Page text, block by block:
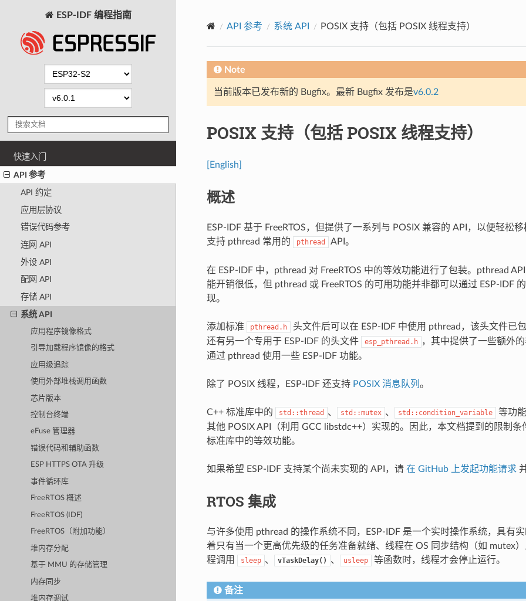
ESP-IDF 编程指南
快速入门
API 参考
API 约定
应用层协议
错误代码参考
连网 API
外设 API
配网 API
存储 API
系统 API
应用程序镜像格式
引导加载程序镜像的格式
应用级追踪
使用外部堆栈调用函数
芯片版本
控制台终端
eFuse 管理器
错误代码和辅助函数
ESP HTTPS OTA 升级
事件循环库
FreeRTOS 概述
FreeRTOS (IDF)
FreeRTOS（附加功能）
堆内存分配
基于 MMU 的存储管理
内存同步
堆内存调试
API 参考 系统 API POSIX 支持（包括 POSIX 线程支持）
Note
当前版本已发布新的 Bugfix。最新 Bugfix 发布是v6.0.2
POSIX 支持（包括 POSIX 线程支持）
[English]
概述
ESP-IDF 基于 FreeRTOS，但提供了一系列与 POSIX 兼容的 API，以便轻松
支持 pthread 常用的
pthread API。
在 ESP-IDF 中，pthread 对 FreeRTOS 中的等效功能进行了包装。pthread
能开销很低，但 pthread 或 FreeRTOS 的可用功能并非都可以通过 ESP-IDF
现。
添加标准 pthread.h
头文件后可以在 ESP-IDF 中使用 pthread，该头文件已
还有另一个专用于 ESP-IDF 的头文件
esp_pthread.h ，其中提供了一些额外
通过 pthread 使用一些 ESP-IDF 功能。
除了 POSIX 线程，ESP-IDF 还支持 POSIX 消息队列 。
C++ 标准库中的 std::thread 、 std::mutex 、 std::condition_variable
等功
其他 POSIX API（利用 GCC libstdc++）实现的。因此，本文档提到的限制条
标准库中的等效功能。
如果希望 ESP-IDF 支持某个尚未实现的 API，请 在 GitHub 上发起功能请求
RTOS 集成
与许多使用 pthread 的操作系统不同，ESP-IDF 是一个实时操作系统，具有
着只有当一个更高优先级的任务准备就绪、线程在 OS 同步结构（如 mutex
程调用
sleep 、 vTaskDelay() 、 usleep 等函数时，线程才会停止运行。
备注